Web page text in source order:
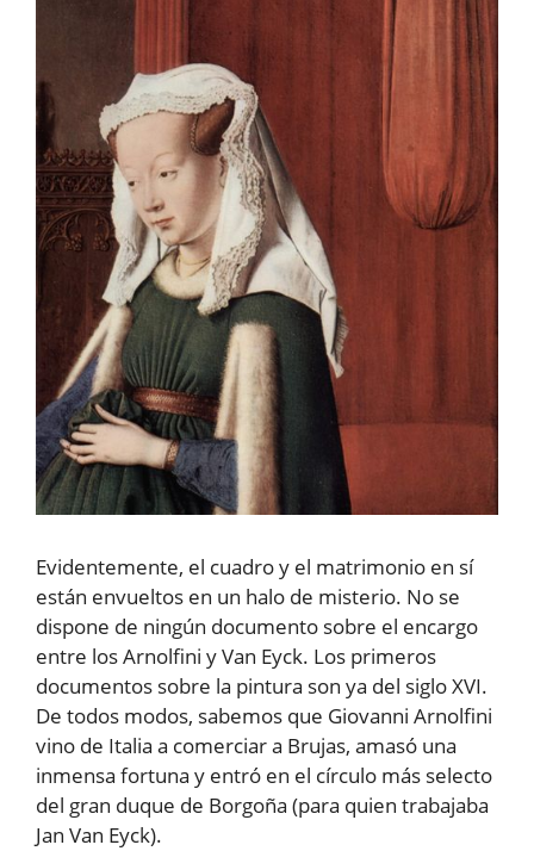
Evidentemente, el cuadro y el matrimonio en sí
están envueltos en un halo de misterio. No se
dispone de ningún documento sobre el encargo
entre los Arnolfini y Van Eyck. Los primeros
documentos sobre la pintura son ya del siglo XVI.
De todos modos, sabemos que Giovanni Arnolfini
vino de Italia a comerciar a Brujas, amasó una
inmensa fortuna y entró en el círculo más selecto
del gran duque de Borgoña (para quien trabajaba
Jan Van Eyck).